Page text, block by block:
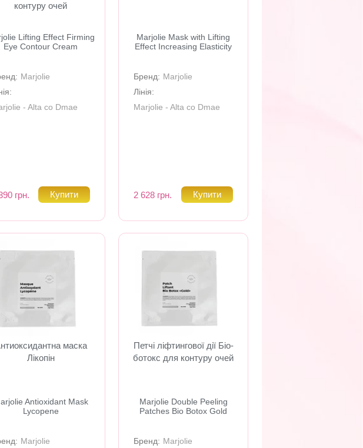
контуру очей
Lifting Effect Firming
Eye Contour Cream
Marjolie
- Alta co Dmae
грн.
Marjolie Mask with Lifting
Effect Increasing Elasticity
Бренд: Marjolie
Лінія:
Marjolie - Alta co Dmae
2 628 грн.
маска
Лікопін
Antioxidant Mask
Lycopene
Marjolie
Петчі ліфтингової дії Біо-
ботокс для контуру очей
Marjolie Double Peeling
Patches Bio Botox Gold
Бренд: Marjolie